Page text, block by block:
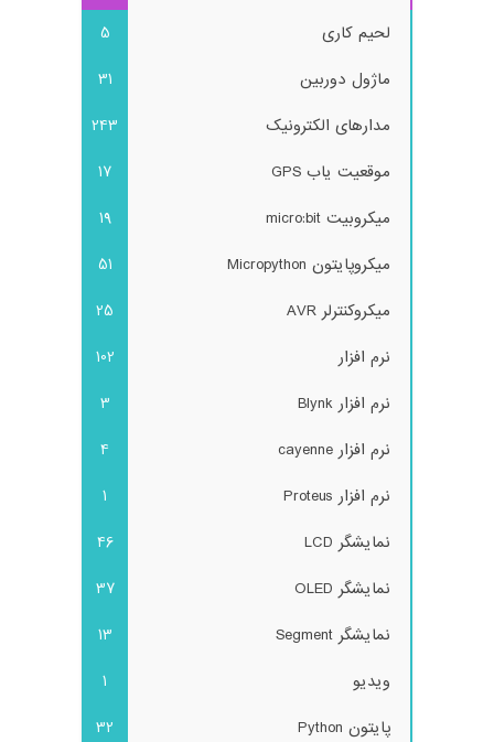
لحیم کاری
5
ماژول دوربین
31
مدارهای الکترونیک
243
موقعیت یاب GPS
17
میکروبیت micro:bit
19
میکروپایتون Micropython
51
میکروکنترلر AVR
25
نرم افزار
102
نرم افزار Blynk
3
نرم افزار cayenne
4
نرم افزار Proteus
1
نمایشگر LCD
46
نمایشگر OLED
37
نمایشگر Segment
13
ویدیو
1
پایتون Python
32